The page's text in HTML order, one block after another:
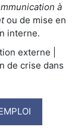
à
ou de mise en
interne.
externe |
de crise dans